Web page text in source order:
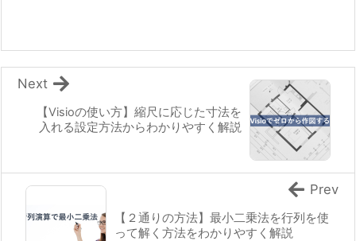
【Visioの使い方】縮尺に応じた寸法を
入れる設定方法からわかりやすく解説
Next
【２通りの方法】最小二乗法を行列を使
って解く方法をわかりやすく解説
Prev